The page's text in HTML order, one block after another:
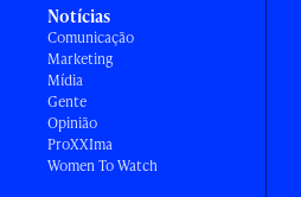
Notícias
Comunicação
Marketing
Mídia
Gente
Opinião
ProXXIma
Women To Watch